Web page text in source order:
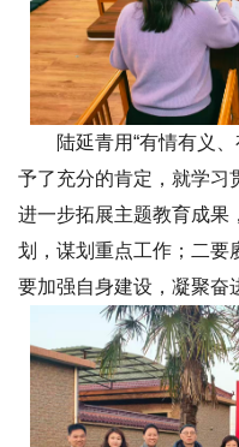
陆延青用“有情有义
予了充分的肯定，就学习
进一步拓展主题教育成果
划，谋划重点工作；二要
要加强自身建设，凝聚奋